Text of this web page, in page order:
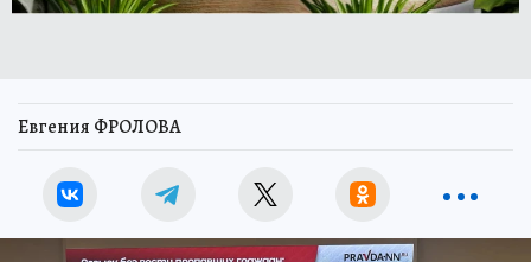
Евгения ФРОЛОВА